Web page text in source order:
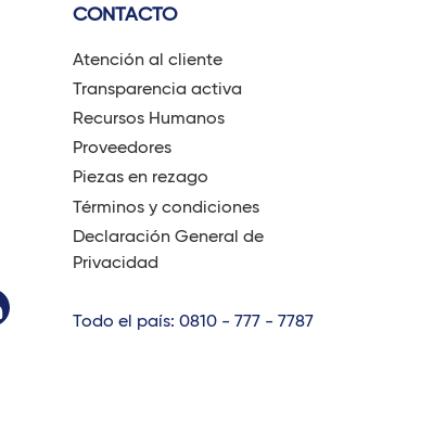
CONTACTO
Atención al cliente
Transparencia activa
Recursos Humanos
Proveedores
Piezas en rezago
Términos y condiciones
Declaración General de
Privacidad
Todo el país: 0810 - 777 - 7787